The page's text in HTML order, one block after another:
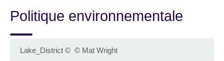
langue
Politique environnementale
Lake_District © © Mat Wright